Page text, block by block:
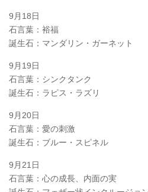
9月18日
石言葉：裕福
誕生石：マンダリン・ガーネット
9月19日
石言葉：シンクタンク
誕生石：ラピス・ラズリ
9月20日
石言葉：愛の刺激
誕生石：ブルー・スピネル
9月21日
石言葉：心の成長、内面の実